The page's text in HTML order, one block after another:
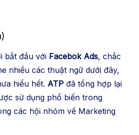
bắt đầu với Facebok Ads, chắc
nhiều các thuật ngữ dưới đây,
hiểu hết. ATP đã tổng hợp lại
sử dụng phổ biến trong
các hội nhóm về Marketing